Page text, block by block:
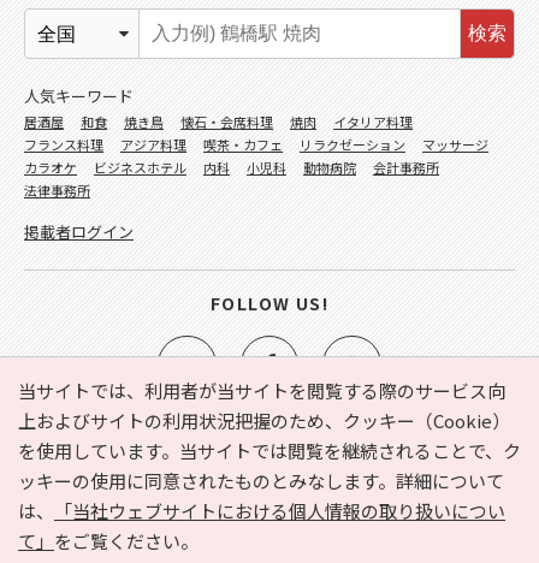
当サイトでは、利用者が当サイトを閲覧する際のサービス向
上およびサイトの利用状況把握のため、クッキー（Cookie）
を使用しています。当サイトでは閲覧を継続されることで、ク
ッキーの使用に同意されたものとみなします。詳細について
は、
「当社ウェブサイトにおける個人情報の取り扱いについ
て」 をご覧ください。
e-NAVITA（イーナビタ）とは？ お気に入り
ヘルプ
利用規約
個人情報の取り扱いについて
運営会社
サイトマップ
広告掲載に関するお問い合わせ
検索
人気キーワード
居酒屋 和食 焼き鳥 懐石・会席料理 焼肉
イタリア料理
フランス料理
アジア料理 喫茶・カフェ リラクゼーション
マッサージ
カラオケ
ビジネスホテル 内科 小児科 動物病院
会計事務所
法律事務所
掲載者ログイン
FOLLOW US!